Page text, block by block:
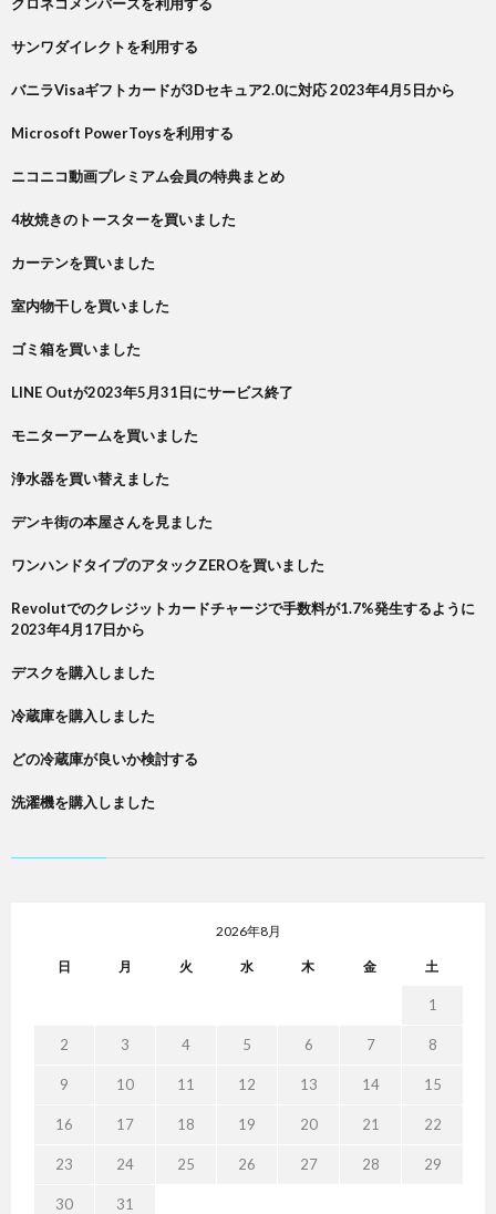
サンワダイレクトを利用する
バニラVisaギフトカードが3Dセキュア2.0に対応 2023年4月5日から
Microsoft PowerToysを利用する
ニコニコ動画プレミアム会員の特典まとめ
4枚焼きのトースターを買いました
カーテンを買いました
室内物干しを買いました
ゴミ箱を買いました
LINE Outが2023年5月31日にサービス終了
モニターアームを買いました
浄水器を買い替えました
デンキ街の本屋さんを見ました
ワンハンドタイプのアタックZEROを買いました
Revolutでのクレジットカードチャージで手数料が1.7%発生するように
2023年4月17日から
デスクを購入しました
冷蔵庫を購入しました
どの冷蔵庫が良いか検討する
洗濯機を購入しました
2026年8月
日 月 火 水 木 金 土
1
2 3 4 5 6 7 8
9 10 11 12 13 14 15
16 17 18 19 20 21 22
23 24 25 26 27 28 29
30
31